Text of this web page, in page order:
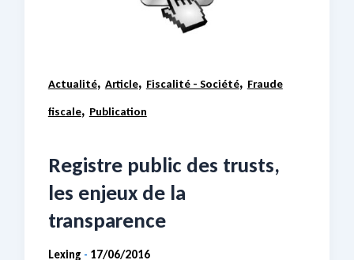
Actualité, Article, Fiscalité - Société, Fraude
fiscale, Publication
Registre public des trusts,
les enjeux de la
transparence
Lexing - 17/06/2016